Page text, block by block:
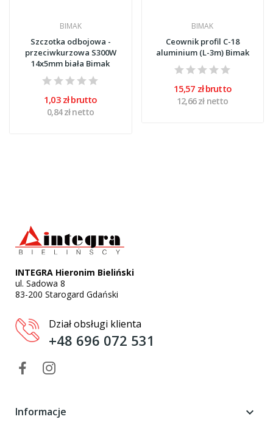
BIMAK
Szczotka odbojowa -
przeciwkurzowa S300W
14x5mm biała Bimak
1,03 zł brutto
0,84 zł netto
BIMAK
Ceownik profil C-18
aluminium (L-3m) Bimak
15,57 zł brutto
12,66 zł netto
INTEGRA Hieronim Bieliński
ul. Sadowa 8
83-200 Starogard Gdański
Dział obsługi klienta
+48 696 072 531
Informacje 